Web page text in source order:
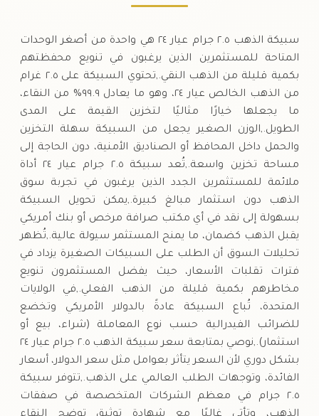
سبيكة الذهب ٢.٥ جرام عيار ٢٤ هي واحدة من أصغر الوحدات
المتاحة للمستثمرين الذين يرغبون في تنويع محفظتهم
بكمية قليلة من الذهب النقي.,تحتوي السبيكة على ٢.٥ غرام
من الذهب الخالص عيار ٢٤، وهو ما يعادل ٩٩.٩% من النقاء،
ما يجعلها خيارًا مثاليًا لتخزين القيمة على المدى
الطويل.,الوزن الصغير يجعل من السبيكة سهلة التخزين
والحمل داخل المحافظ أو الصناديق الأمنية، دون الحاجة إلى
مساحة تخزين واسعة.,تُعد سبيكة ٢.٥ جرام عيار ٢٤ أداة
ملائمة للمستثمرين الجدد الذين يرغبون في تجربة سوق
الذهب دون استثمار مبالغ كبيرة.,يمكن تحويل السبيكة
بسهولة إلى نقد في أي مكتب صرافة مرخص أو بنك أمريكي
يقبل الذهب كضمان، ما يمنح المستثمر سيولة عالية.,تُظهر
تحليلات السوق أن الطلب على السبيكات الصغيرة يزداد في
فترات تقلبات الأسعار، حيث يفضل المستثمرون تنويع
مخاطرهم بكمية قليلة من الذهب الفعلي.,في الولايات
المتحدة، تُباع السبيكة عادةً بالدولار الأمريكي وتخضع
للضرائب الفيدرالية حسب نوع المعاملة (شراء، بيع أو
استثمار).,نوصي بمتابعة سعر سبيكة الذهب ٢.٥ جرام عيار ٢٤
بشكل دوري لأن السعر يتأثر بعوامل مثل سعر الدولار، أسعار
الفائدة، وتوجهات الطلب العالمي على الذهب.,تتوفر سبيكة
٢.٥ جرام في معظم الشركات المتخصصة في صفقات